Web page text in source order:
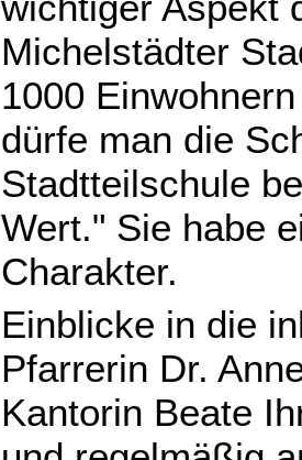
Michelstädter
1000
dürfe man die
Stadtteilschule
Wert." Sie habe
Charakter.
Einblicke in die
Pfarrerin Dr.
Kantorin Beate